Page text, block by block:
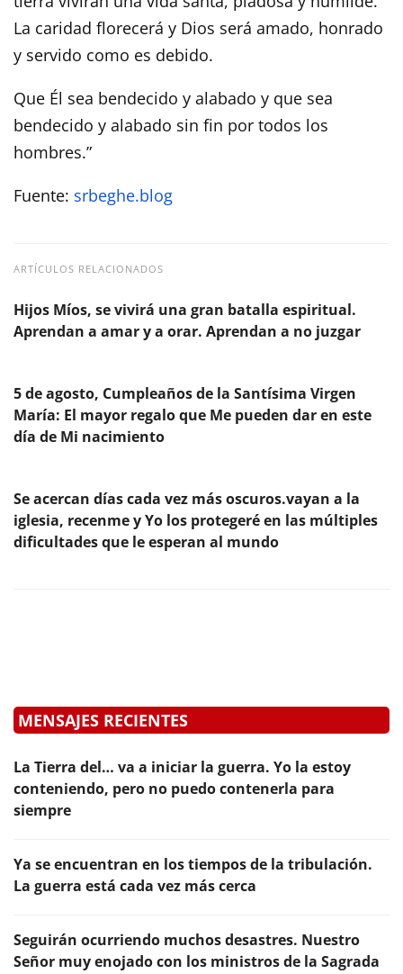
La caridad florecerá y Dios será amado, honrado
y servido como es debido.
Que Él sea bendecido y alabado y que sea
bendecido y alabado sin fin por todos los
hombres.”
Fuente: srbeghe.blog
ARTÍCULOS RELACIONADOS
Hijos Míos, se vivirá una gran batalla espiritual.
Aprendan a amar y a orar. Aprendan a no juzgar
5 de agosto, Cumpleaños de la Santísima Virgen
María: El mayor regalo que Me pueden dar en este
día de Mi nacimiento
Se acercan días cada vez más oscuros.vayan a la
iglesia, recenme y Yo los protegeré en las múltiples
dificultades que le esperan al mundo
MENSAJES RECIENTES
La Tierra del… va a iniciar la guerra. Yo la estoy
conteniendo, pero no puedo contenerla para
siempre
Ya se encuentran en los tiempos de la tribulación.
La guerra está cada vez más cerca
Seguirán ocurriendo muchos desastres. Nuestro
Señor muy enojado con los ministros de la Sagrada